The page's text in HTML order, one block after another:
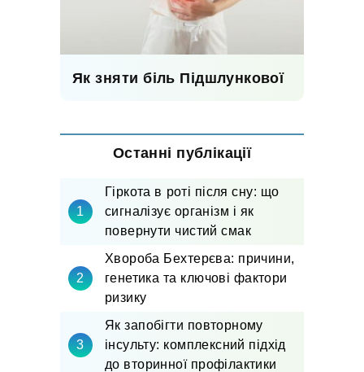
Як зняти біль Підшлункової
Останні публікації
Гіркота в роті після сну: що
сигналізує організм і як
повернути чистий смак
Хвороба Бехтерєва: причини,
генетика та ключові фактори
ризику
Як запобігти повторному
інсульту: комплексний підхід
до вторинної профілактики